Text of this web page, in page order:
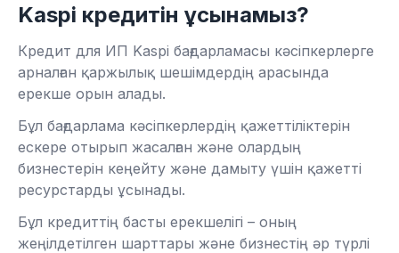
Kaspi кредитін ұсынамыз?
Кредит для ИП Kaspi бағдарламасы кәсіпкерлерге
арналған қаржылық шешімдердің арасында
ерекше орын алады.
Бұл бағдарлама кәсіпкерлердің қажеттіліктерін
ескере отырып жасалған және олардың
бизнестерін кеңейту және дамыту үшін қажетті
ресурстарды ұсынады.
Бұл кредиттің басты ерекшелігі – оның
жеңілдетілген шарттары және бизнестің әр түрлі